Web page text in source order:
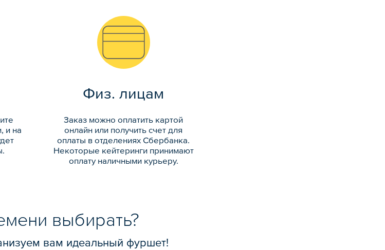
и на
Физ. лицам
Заказ можно оплатить картой
онлайн или получить счет для
оплаты в отделениях Сбербанка.
Некоторые кейтеринги принимают
оплату наличными курьеру.
выбирать?
вам идеальный фуршет!